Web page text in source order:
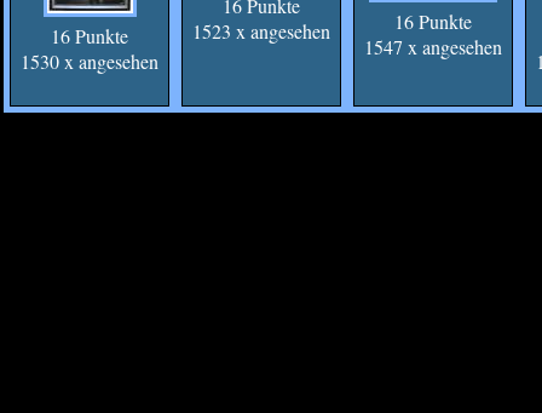
16 Punkte
1530 x angesehen
1523 x angesehen
16 Punkte
1547 x angesehen